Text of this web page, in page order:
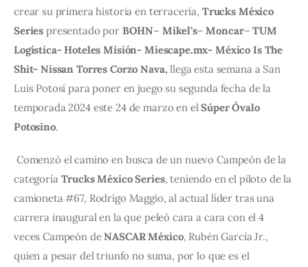
crear su primera historia en terracería, Trucks México
Series presentado por BOHN– Mikel’s– Moncar– TUM
Logística- Hoteles Misión- Miescape.mx- México Is The
Shit- Nissan Torres Corzo Nava, llega esta semana a San
Luis Potosí para poner en juego su segunda fecha de la
temporada 2024 este 24 de marzo en el Súper Óvalo
Potosino.
Comenzó el camino en busca de un nuevo Campeón de la
categoría Trucks México Series, teniendo en el piloto de la
camioneta #67, Rodrigo Maggio, al actual líder tras una
carrera inaugural en la que peleó cara a cara con el 4
veces Campeón de NASCAR México, Rubén García Jr.,
quien a pesar del triunfo no suma, por lo que es el